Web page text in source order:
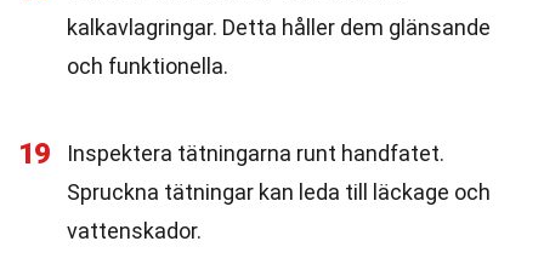
kalkavlagringar. Detta håller dem glänsande
och funktionella.
19
Inspektera tätningarna runt handfatet.
Spruckna tätningar kan leda till läckage och
vattenskador.